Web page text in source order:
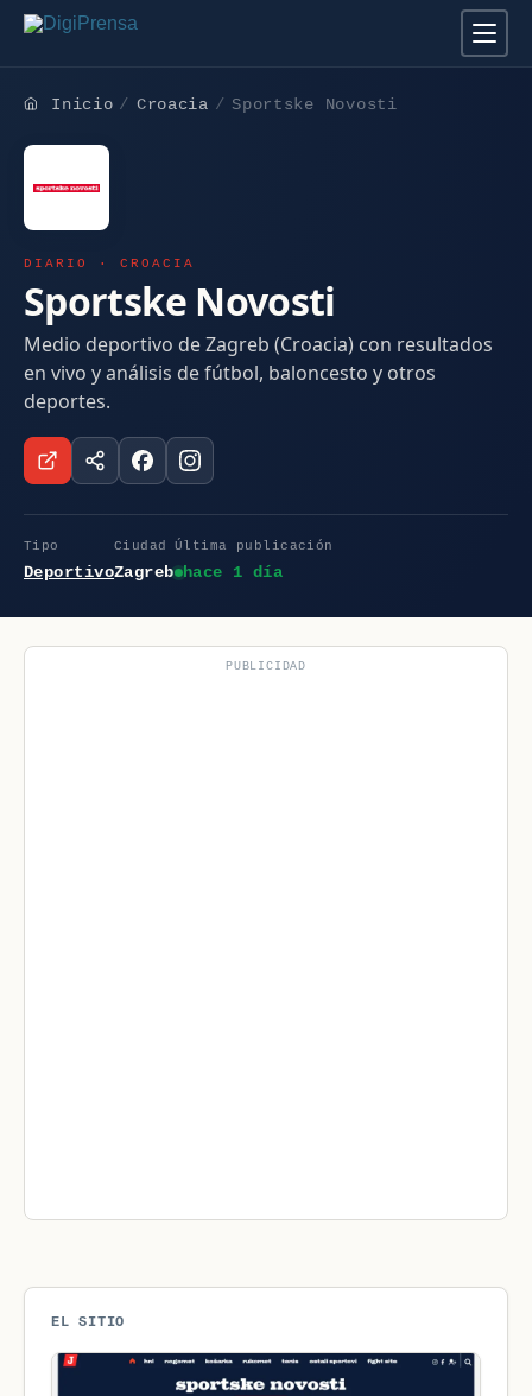
Inicio Croacia Sportske Novosti
DIARIO · CROACIA
Sportske Novosti
Medio deportivo de Zagreb (Croacia) con resultados
en vivo y análisis de fútbol, baloncesto y otros
deportes.
Tipo
Deportivo
Ciudad
Zagreb
Última publicación
hace 1 día
PUBLICIDAD
EL SITIO